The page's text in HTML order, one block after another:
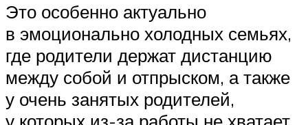
Это особенно актуально
в эмоционально холодных семьях,
где родители держат дистанцию
между собой и отпрыском, а также
у очень занятых родителей,